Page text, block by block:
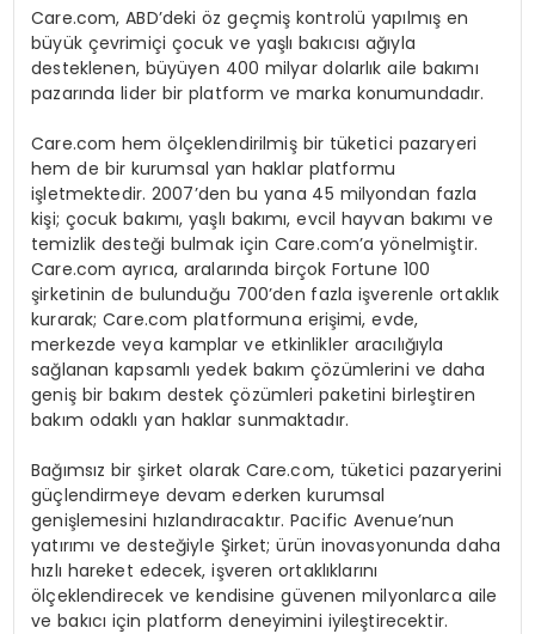
Care.com, ABD’dekiöz geçmiş kontrolü yapılmış en
büyük çevrimiçi çocuk ve yaşlı bakıcısı ağıyla
desteklenen, büyüyen 400 milyar dolarlık aile bakımı
pazarında lider bir platform ve marka konumundadır.
Care.com hemölçeklendirilmiş bir tüketici pazaryeri
hem de bir kurumsal yan haklar platformu
işletmektedir. 2007’den bu yana 45 milyondan fazla
kişi; çocuk bakımı, yaşlı bakımı, evcil hayvan bakımı ve
temizlik desteği bulmak için Care.com’a yönelmiştir.
Care.com ayrıca, aralarında birçok Fortune 100
şirketinin de bulunduğu 700’den fazla işverenle ortaklık
kurarak; Care.com platformuna erişimi, evde,
merkezde veya kamplar ve etkinlikler aracılığıyla
sağlanan kapsamlı yedek bakım çözümlerini ve daha
geniş bir bakım destek çözümleri paketini birleştiren
bakım odaklı yan haklar sunmaktadır.
Bağımsız bir şirket olarak Care.com, tüketici pazaryerini
güçlendirmeye devam ederken kurumsal
genişlemesini hızlandıracaktır. Pacific Avenue’nun
yatırımıve desteğiyle Şirket; ürün inovasyonunda daha
hızlı hareket edecek, işveren ortaklıklarını
ölçeklendirecek ve kendisine güvenen milyonlarca aile
ve bakıcı için platform deneyimini iyileştirecektir.